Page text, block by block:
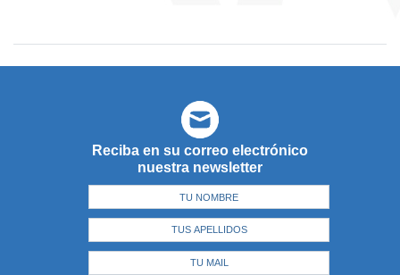
Reciba en su correo electrónico
nuestra newsletter